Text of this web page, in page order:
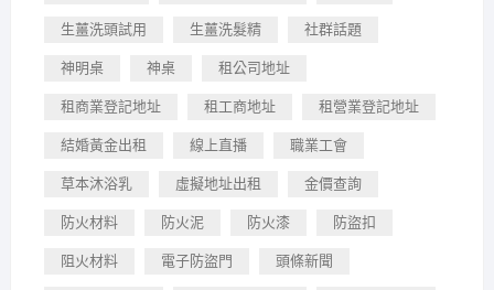
生薑洗頭試用 生薑洗髮精 社群話題
神明桌 神桌 租公司地址
租商業登記地址 租工商地址 租營業登記地址
結婚黃金出租 線上直播 職業工會
草本沐浴乳 虛擬地址出租 金價查詢
防火材料 防火泥 防火漆 防盜扣
阻火材料 電子防盜門 頭條新聞